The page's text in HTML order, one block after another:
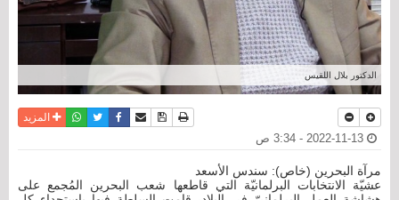
الدكتور بلال اللقيس
نسخة للطباعة
حفظ الموضوع
أرسل الى صديق
فيسبوكتويترواتسابالمزيد
مرآة البحرين (خاص): سندس الأسعد
عشيّة الانتخابات البرلمانيّة التي قاطعها شعب البحرين المُجمع على